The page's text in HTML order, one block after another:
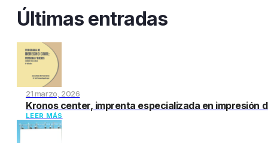
Últimas entradas
21 marzo, 2026
Kronos center, imprenta especializada en impresión
LEER MÁS